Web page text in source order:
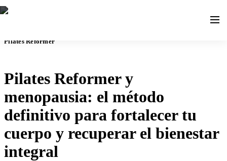
Pilates Reformer
Pilates Reformer y
menopausia: el método
definitivo para fortalecer tu
cuerpo y recuperar el bienestar
integral